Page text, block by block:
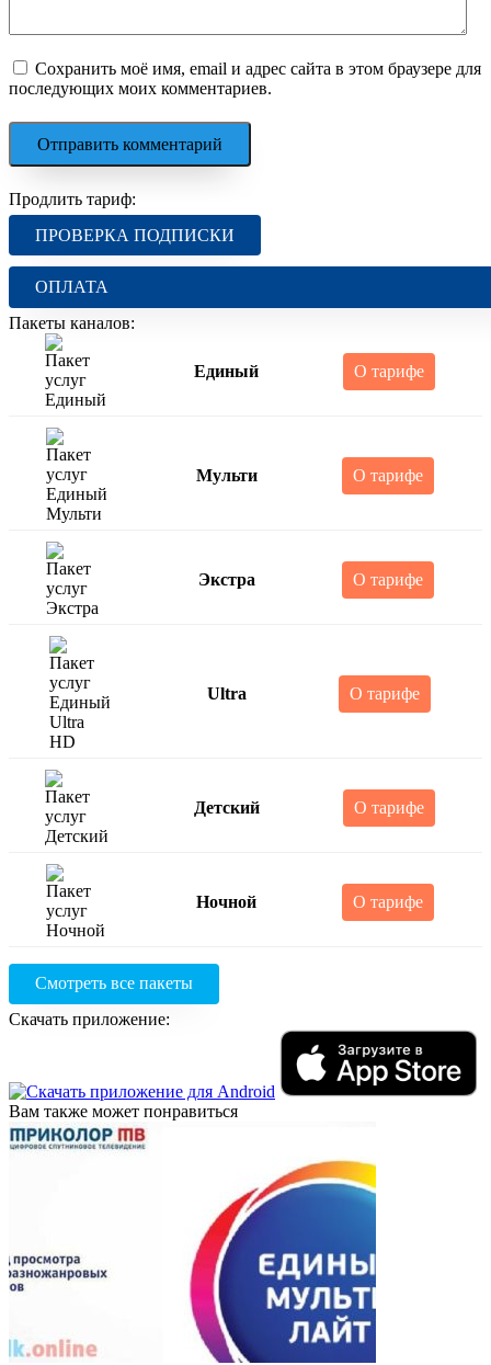
Сохранить моё имя, email и адрес сайта в этом браузере для
последующих моих комментариев.
Продлить тариф:
ПРОВЕРКА ПОДПИСКИ
ОПЛАТА
Пакеты каналов:
Единый О тарифе
Мульти О тарифе
Экстра О тарифе
Ultra О тарифе
Детский О тарифе
Ночной О тарифе
Смотреть все пакеты
Скачать приложение:
Вам также может понравиться